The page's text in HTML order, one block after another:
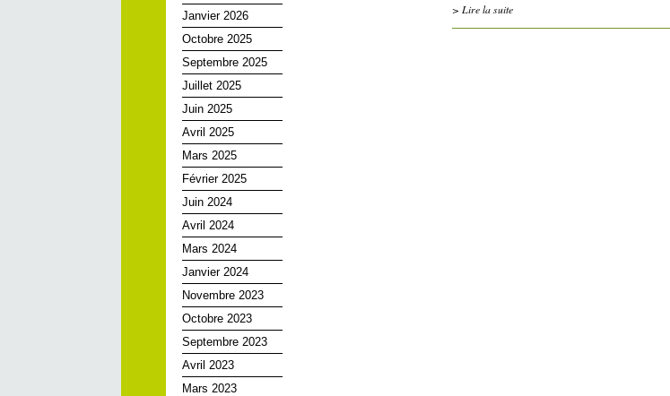
Janvier 2026
Octobre 2025
Septembre 2025
Juillet 2025
Juin 2025
Avril 2025
Mars 2025
Février 2025
Juin 2024
Avril 2024
Mars 2024
Janvier 2024
Novembre 2023
Octobre 2023
Septembre 2023
Avril 2023
Mars 2023
> Lire la suite